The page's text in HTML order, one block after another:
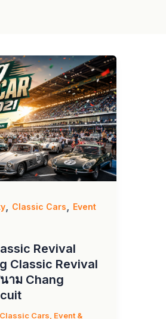
Classic Cars
Event
Revival
Classic Revival
าม Chang
Classic Cars Event &